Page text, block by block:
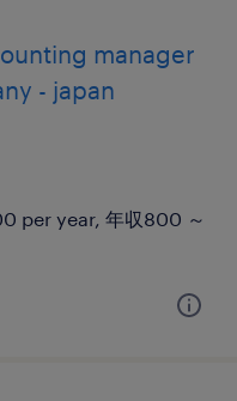
manager
- japan
per year, 年収800 ～